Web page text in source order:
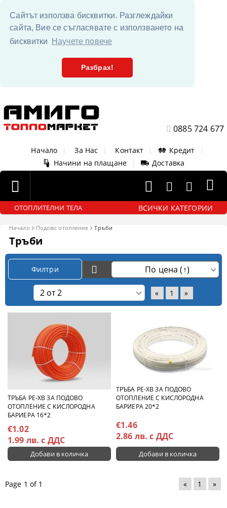
Сайтът използва бисквитки. Разглеждайки
сайта, Вие се съгласявате с използването на
бисквитки
Научете повече
Разбрах!
0885 724 677
Начало За Нас Контакт Кредит
Начини на плащане
Доставка
ОТОПЛИТЕЛНИ ТЕЛА ВСИЧКИ КАТЕГОРИИ
Начало Подово отопление Тръби
Тръби
Филтри
« 1 »
ТРЪБА PE-XB ЗА ПОДОВО
ОТОПЛЕНИЕ С КИСЛОРОДНА
БАРИЕРА 16*2
€1.02
1.99 лв. с ДДС
ТРЪБА PE-XB ЗА ПОДОВО
ОТОПЛЕНИЕ С КИСЛОРОДНА
БАРИЕРА 20*2
€1.46
2.86 лв. с ДДС
Page 1 of 1 « 1 »